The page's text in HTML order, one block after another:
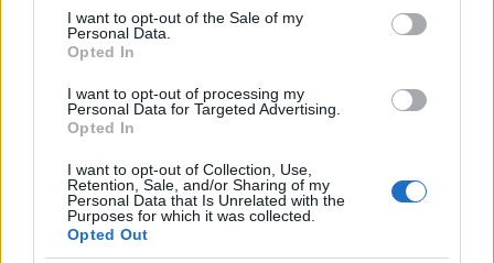
consent section.
I want to opt-out of the Sale of my
Personal Data.
Opted In
I want to opt-out of processing my
Personal Data for Targeted Advertising.
Opted In
I want to opt-out of Collection, Use,
Retention, Sale, and/or Sharing of my
Personal Data that Is Unrelated with the
Purposes for which it was collected.
Opted Out